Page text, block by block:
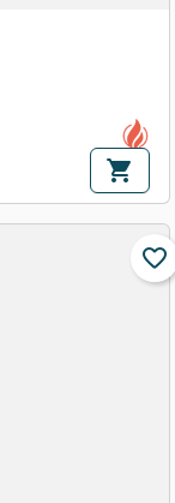
shopping_cart
favorite_border